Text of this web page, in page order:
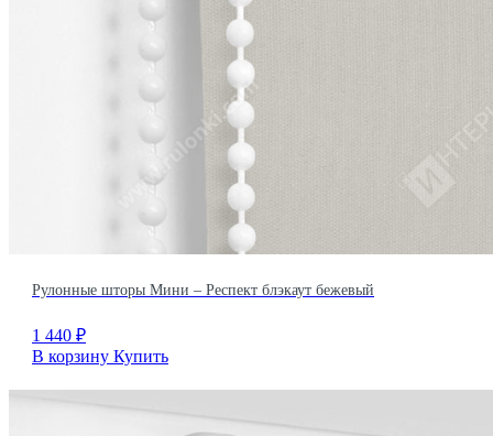
Рулонные шторы Мини – Респект блэкаут бежевый
1 440 ₽
В корзину Купить